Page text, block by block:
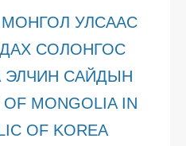
МОНГОЛ УЛСААС
СОЛОНГОС
ЭЛЧИН САЙДЫН
MONGOLIA IN
OF KOREA